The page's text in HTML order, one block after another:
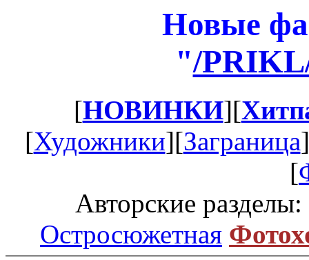
Новые
"/
[НОВИНКИ][
[Художники][Заграница
[
Авторские разделы:
Остросюжетная